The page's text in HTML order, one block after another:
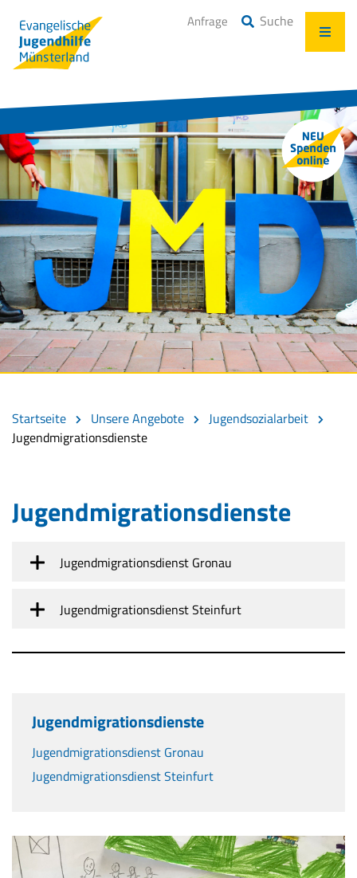
Anfrage Suche
Startseite Unsere Angebote
Jugendsozialarbeit
Jugendmigrationsdienste
Jugendmigrationsdienste
Jugendmigrationsdienst Gronau
Jugendmigrationsdienst Steinfurt
Jugendmigrationsdienste
Jugendmigrationsdienst Gronau
Jugendmigrationsdienst Steinfurt